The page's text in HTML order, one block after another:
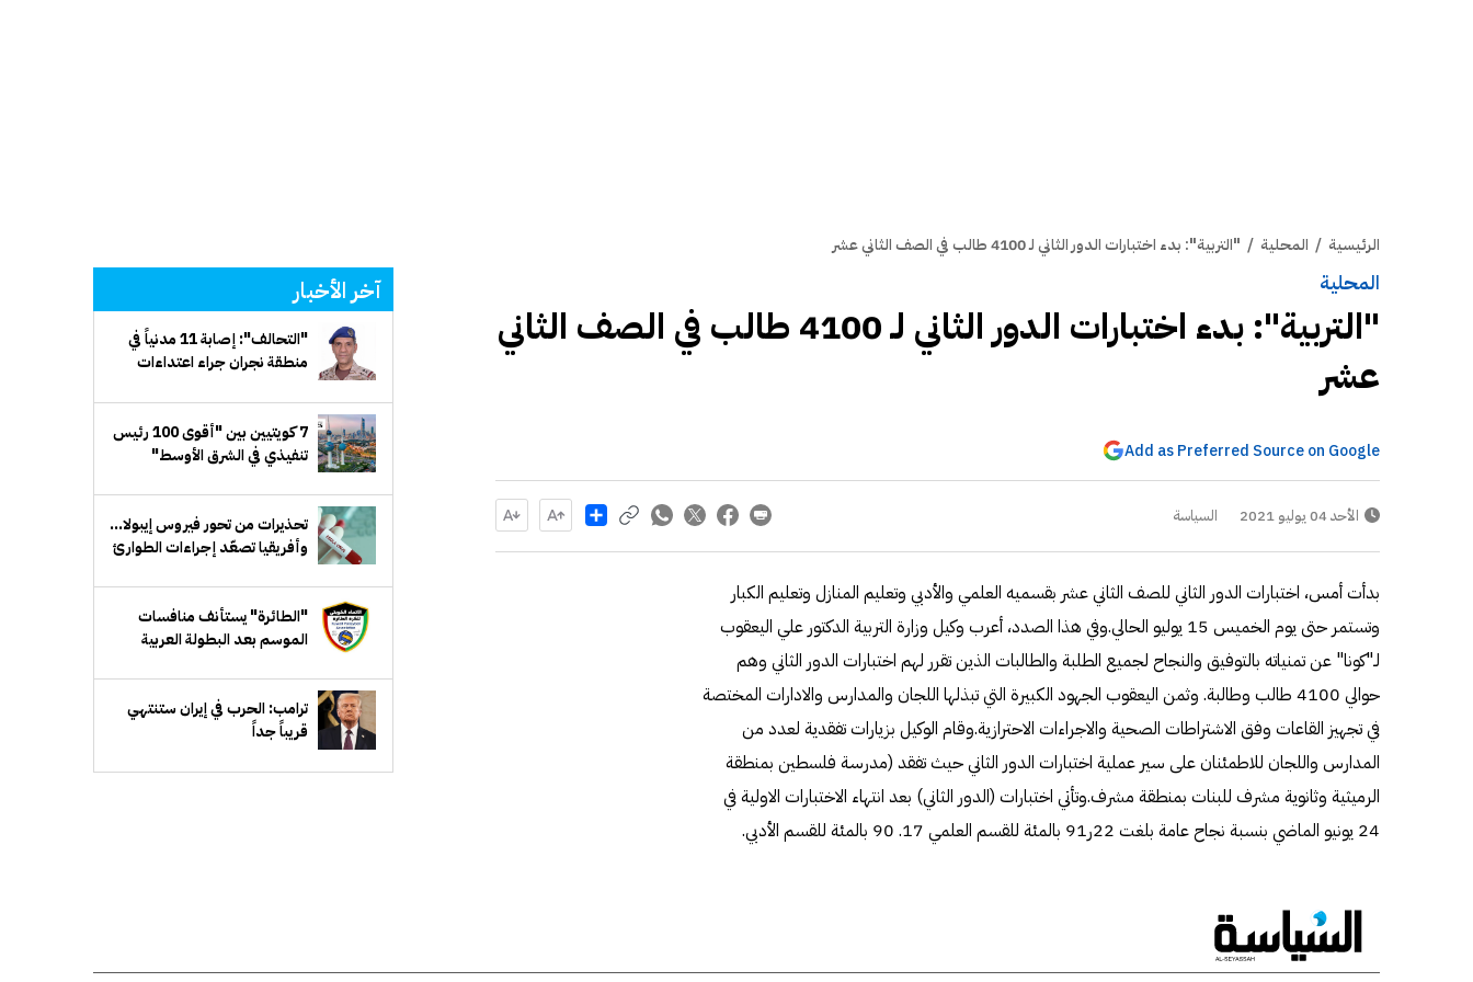
الرئيسية / المحلية / "التربية": بدء اختبارات الدور الثاني لـ 4100 طالب في الصف الثاني عشر
المحلية
"التربية": بدء اختبارات الدور الثاني لـ 4100 طالب في الصف الثاني
عشر
Add as Preferred Source on Google
الأحد 04 يوليو 2021 السياسة Share
بدأت أمس، اختبارات الدور الثاني للصف الثاني عشر بقسميه العلمي والأدبي وتعليم المنازل وتعليم الكبار
وتستمر حتى يوم الخميس 15 يوليو الحالي.وفي هذا الصدد، أعرب وكيل وزارة التربية الدكتور علي اليعقوب
لـ"كونا" عن تمنياته بالتوفيق والنجاح لجميع الطلبة والطالبات الذين تقرر لهم اختبارات الدور الثاني وهم
حوالي 4100 طالب وطالبة. وثمن اليعقوب الجهود الكبيرة التي تبذلها اللجان والمدارس والادارات المختصة
في تجهيز القاعات وفق الاشتراطات الصحية والاجراءات الاحترازية.وقام الوكيل بزيارات تفقدية لعدد من
المدارس واللجان للاطمئنان على سير عملية اختبارات الدور الثاني حيث تفقد (مدرسة فلسطين بمنطقة
الرميثية وثانوية مشرف للبنات بمنطقة مشرف.وتأتي اختبارات (الدور الثاني) بعد انتهاء الاختبارات الاولية في
24 يونيو الماضي بنسبة نجاح عامة بلغت 22ر91 بالمئة للقسم العلمي 17. 90 بالمئة للقسم الأدبي.
آخر الأخبار
"التحالف": إصابة 11 مدنياً في
منطقة نجران جراء اعتداءات
7 كويتيين بين "أقوى 100 رئيس
تنفيذي في الشرق الأوسط"
تحذيرات من تحور فيروس إيبولا...
وأفريقيا تصعّد إجراءات الطوارئ
"الطائرة" يستأنف منافسات
الموسم بعد البطولة العربية
ترامب: الحرب في إيران ستنتهي
قريباً جداً